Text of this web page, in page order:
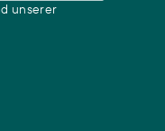
unserer